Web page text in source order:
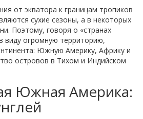
от экватора к границам тропиков
сухие сезоны, а в некоторых
Поэтому, говоря о «странах
виду огромную территорию,
Южную Америку, Африку и
островов в Тихом и Индийском
Южная Америка: